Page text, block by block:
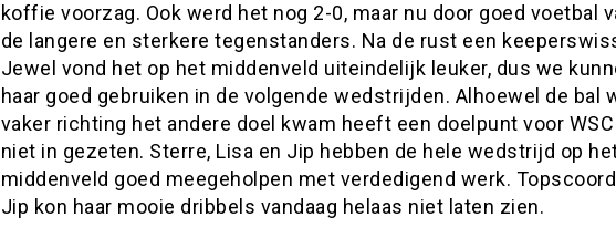
koffie voorzag. Ook werd het nog 2-0, maar nu door goed voetbal
de langere en sterkere tegenstanders. Na de rust een
Jewel vond het op het middenveld uiteindelijk leuker, dus we
haar goed gebruiken in de volgende wedstrijden. Alhoewel de bal
vaker richting het andere doel kwam heeft een doelpunt voor
niet in gezeten. Sterre, Lisa en Jip hebben de hele wedstrijd op
middenveld goed meegeholpen met verdedigend werk.
Jip kon haar mooie dribbels vandaag helaas niet laten zien.